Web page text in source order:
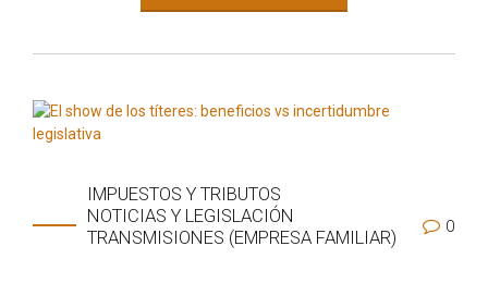
IMPUESTOS Y TRIBUTOS
NOTICIAS Y LEGISLACIÓN
TRANSMISIONES (EMPRESA FAMILIAR)
0